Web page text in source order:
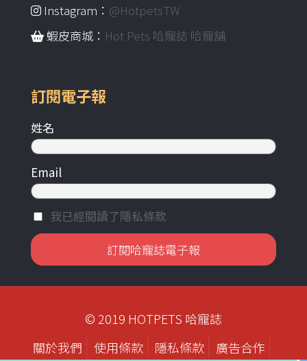
Instagram： @HotpetsTW
蝦皮商城： Hot Pets 哈寵誌 哈寵舖
訂閱電子報
姓名
Email
我已經閱讀了隱私條款
© 2019 HOTPETS 哈寵誌
關於我們
使用條款 隱私條款
廣告合作